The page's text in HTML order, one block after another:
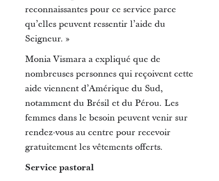
reconnaissantes pour ce service parce
qu’elles peuvent ressentir l’aide du
Seigneur. »
Monia Vismara a expliqué que de
nombreuses personnes qui reçoivent cette
aide viennent d’Amérique du Sud,
notamment du Brésil et du Pérou. Les
femmes dans le besoin peuvent venir sur
rendez-vous au centre pour recevoir
gratuitement les vêtements offerts.
Service pastoral